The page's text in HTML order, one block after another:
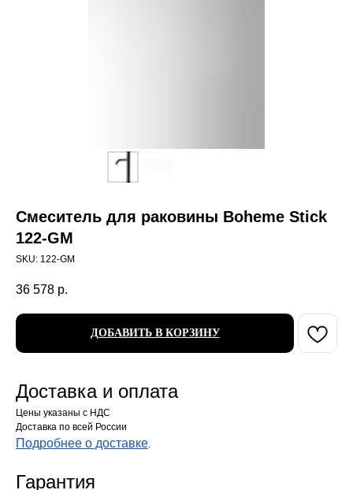
Смеситель для раковины Boheme Stick
122-GM
SKU: 122-GM
36 578 р.
ДОБАВИТЬ В КОРЗИНУ
Доставка и оплата
Цены указаны с НДС
Доставка по всей России
Подробнее о доставке.
Гарантия